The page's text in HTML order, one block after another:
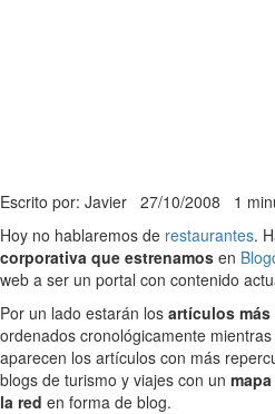
Escrito por: Javier 27/10/2008 1
Hoy no hablaremos de restaurantes.
corporativa que estrenamos en
web a ser un portal con contenido
Por un lado estarán los artículos
ordenados cronológicamente
aparecen los artículos con más
blogs de turismo y viajes con un
la red en forma de blog.